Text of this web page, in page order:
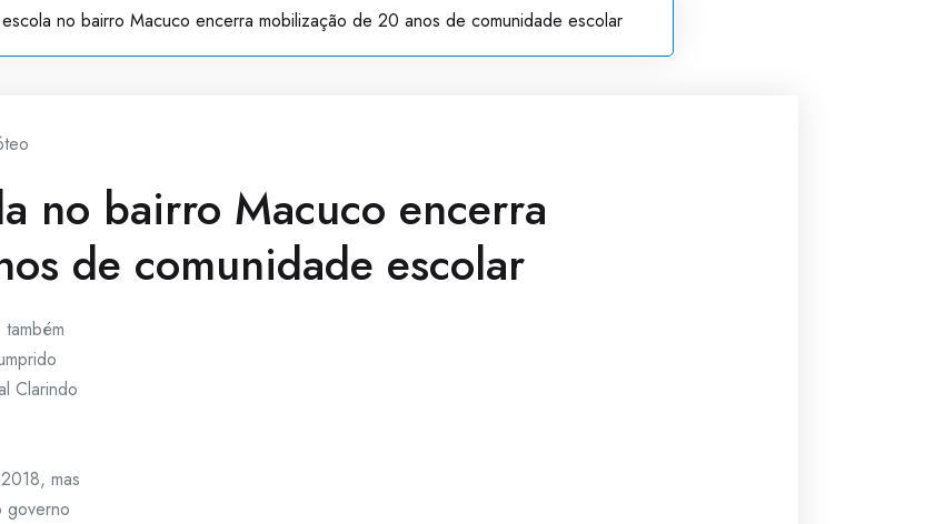
no bairro Macuco encerra mobilização de 20 anos de comunidade escolar
no bairro Macuco encerra
de comunidade escolar
Clarindo
mas
governo